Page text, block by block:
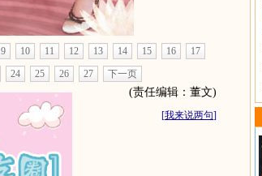
9 10 11 12 13 14 15 16
17
24 25 26 27 下一页
(责任编辑：董文)
[我来说两句]